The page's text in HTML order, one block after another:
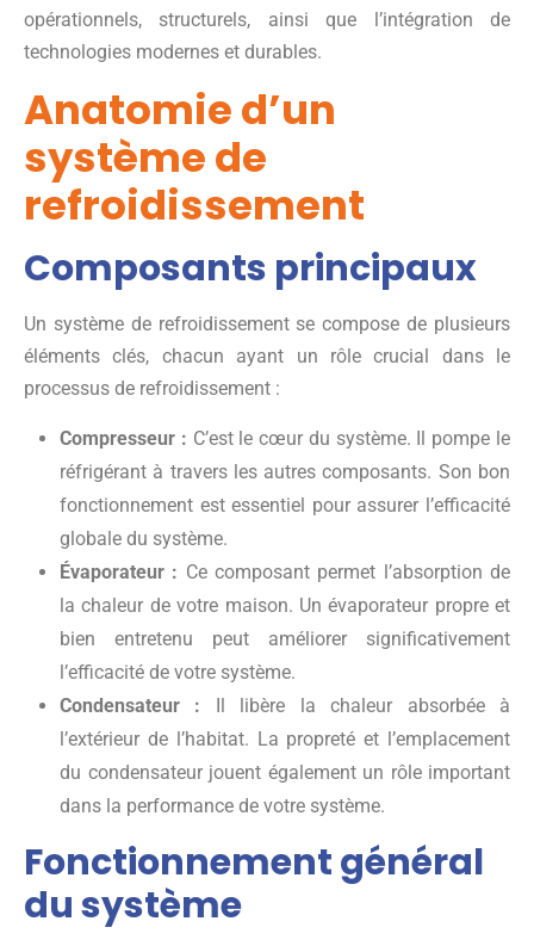
opérationnels, structurels, ainsi que l’intégration de
technologies modernes et durables.
Anatomie d’un
système de
refroidissement
Composants principaux
Un système de refroidissement se compose de plusieurs
éléments clés, chacun ayant un rôle crucial dans le
processus de refroidissement :
Compresseur : C’est le cœur du système. Il pompe le
réfrigérant à travers les autres composants. Son bon
fonctionnement est essentiel pour assurer l’efficacité
globale du système.
Évaporateur : Ce composant permet l’absorption de
la chaleur de votre maison. Un évaporateur propre et
bien entretenu peut améliorer significativement
l’efficacité de votre système.
Condensateur : Il libère la chaleur absorbée à
l’extérieur de l’habitat. La propreté et l’emplacement
du condensateur jouent également un rôle important
dans la performance de votre système.
Fonctionnement général
du système